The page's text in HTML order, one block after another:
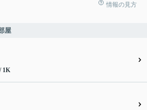
情報の見方
屋
1K